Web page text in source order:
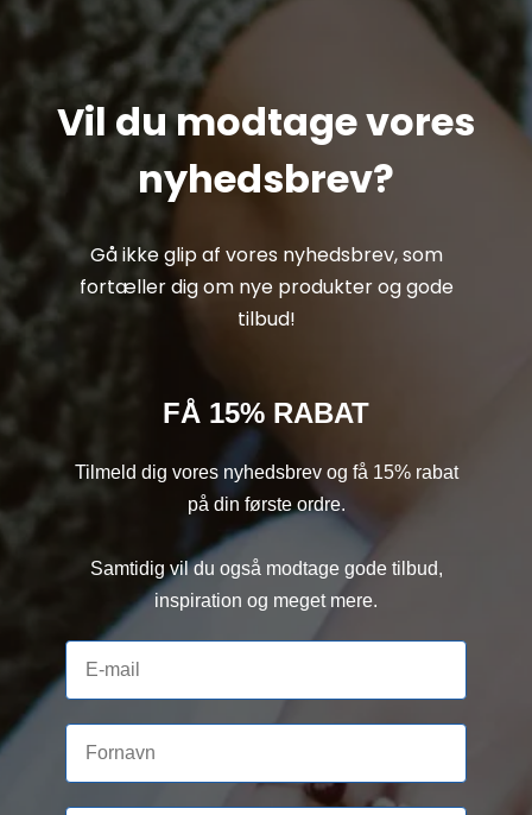
Vil du modtage vores
nyhedsbrev?
Gå ikke glip af vores nyhedsbrev, som
fortæller dig om nye produkter og gode
tilbud!
FÅ 15% RABAT
Tilmeld dig vores nyhedsbrev og få 15% rabat
på din første ordre.
Samtidig vil du også modtage gode tilbud,
inspiration og meget mere.